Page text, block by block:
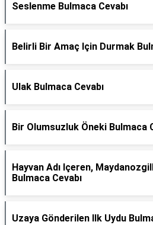
Seslenme Bulmaca Cevabı
Belirli Bir Amaç Için Durmak
Ulak Bulmaca Cevabı
Bir Olumsuzluk Öneki Bulmaca
Hayvan Adı Içeren,
Bulmaca Cevabı
Uzaya Gönderilen Ilk Uydu